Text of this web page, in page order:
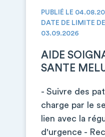
PUBLIÉ LE
DATE DE LIMITE
03.09.2026
AIDE
SANTE
- Suivre des
charge par le
lien avec la
d'urgence -